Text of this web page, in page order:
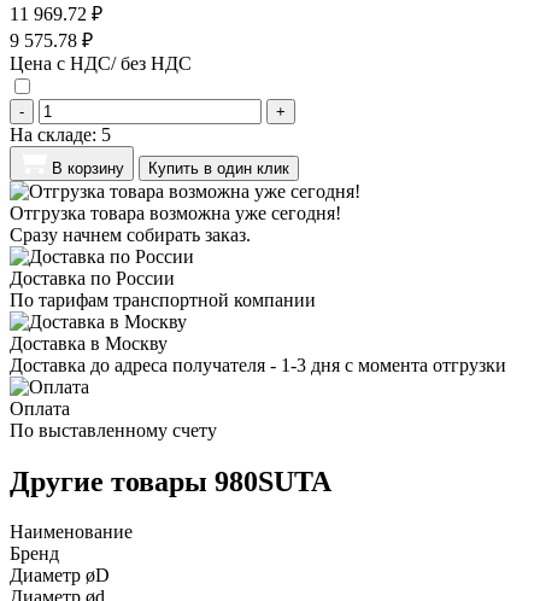
11 969.72 ₽
9 575.78 ₽
Цена с НДС/ без НДС
- +
На складе: 5
В корзину Купить в один клик
Отгрузка товара возможна уже сегодня!
Сразу начнем собирать заказ.
Доставка по России
По тарифам транспортной компании
Доставка в Москву
Доставка до адреса получателя - 1-3 дня с момента отгрузки
Оплата
По выставленному счету
Другие товары 980SUTA
Наименование
Бренд
Диаметр øD